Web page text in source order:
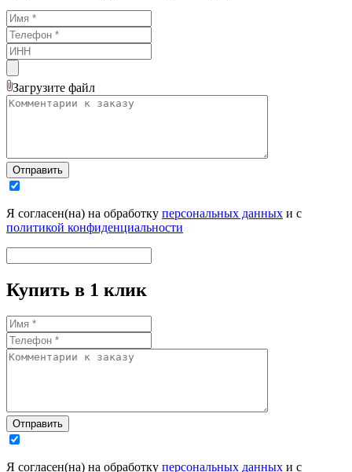
Загрузите файл
Отправить
Я согласен(на) на обработку персональных данных и с
политикой конфиденциальности
Купить в 1 клик
Отправить
Я согласен(на) на обработку персональных данных и с